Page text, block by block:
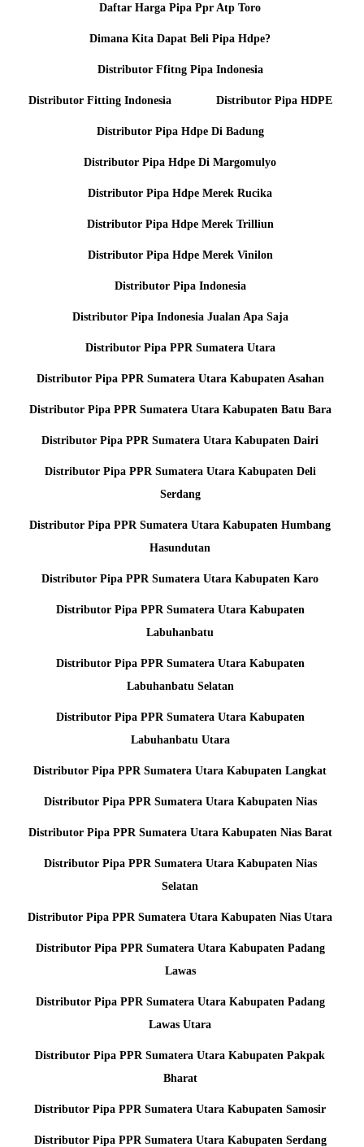
Daftar Harga Pipa Ppr Atp Toro
Dimana Kita Dapat Beli Pipa Hdpe?
Distributor Ffitng Pipa Indonesia
Distributor Fitting Indonesia Distributor Pipa HDPE
Distributor Pipa Hdpe Di Badung
Distributor Pipa Hdpe Di Margomulyo
Distributor Pipa Hdpe Merek Rucika
Distributor Pipa Hdpe Merek Trilliun
Distributor Pipa Hdpe Merek Vinilon
Distributor Pipa Indonesia
Distributor Pipa Indonesia Jualan Apa Saja
Distributor Pipa PPR Sumatera Utara
Distributor Pipa PPR Sumatera Utara Kabupaten Asahan
Distributor Pipa PPR Sumatera Utara Kabupaten Batu Bara
Distributor Pipa PPR Sumatera Utara Kabupaten Dairi
Distributor Pipa PPR Sumatera Utara Kabupaten Deli
Serdang
Distributor Pipa PPR Sumatera Utara Kabupaten Humbang
Hasundutan
Distributor Pipa PPR Sumatera Utara Kabupaten Karo
Distributor Pipa PPR Sumatera Utara Kabupaten
Labuhanbatu
Distributor Pipa PPR Sumatera Utara Kabupaten
Labuhanbatu Selatan
Distributor Pipa PPR Sumatera Utara Kabupaten
Labuhanbatu Utara
Distributor Pipa PPR Sumatera Utara Kabupaten Langkat
Distributor Pipa PPR Sumatera Utara Kabupaten Nias
Distributor Pipa PPR Sumatera Utara Kabupaten Nias Barat
Distributor Pipa PPR Sumatera Utara Kabupaten Nias
Selatan
Distributor Pipa PPR Sumatera Utara Kabupaten Nias Utara
Distributor Pipa PPR Sumatera Utara Kabupaten Padang
Lawas
Distributor Pipa PPR Sumatera Utara Kabupaten Padang
Lawas Utara
Distributor Pipa PPR Sumatera Utara Kabupaten Pakpak
Bharat
Distributor Pipa PPR Sumatera Utara Kabupaten Samosir
Distributor Pipa PPR Sumatera Utara Kabupaten Serdang